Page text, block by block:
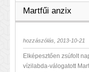
Martfűi anzix
hozzászólás, 2013-10-21
Elképesztően zsúfolt
vízilabda-válogatott